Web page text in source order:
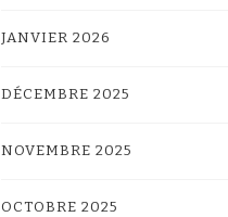
JANVIER 2026
DÉCEMBRE 2025
NOVEMBRE 2025
OCTOBRE 2025